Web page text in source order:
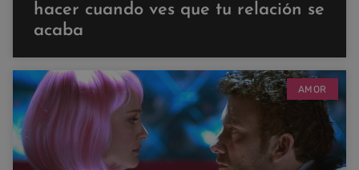
hacer cuando ves que tu relación se
acaba
AMOR